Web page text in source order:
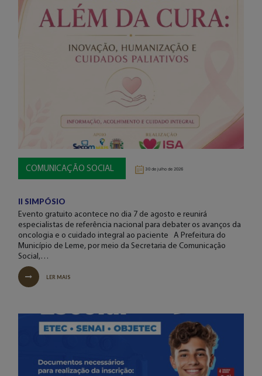
COMUNICAÇÃO SOCIAL 30 de julho de 2026
II SIMPÓSIO
Evento gratuito acontece no dia 7 de agosto e reunirá
especialistas de referência nacional para debater os avanços da
oncologia e o cuidado integral ao paciente A Prefeitura do
Município de Leme, por meio da Secretaria de Comunicação
Social,…
LER MAIS